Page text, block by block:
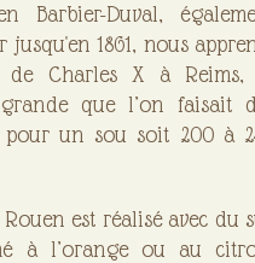
Barbier-Duval,
1861, nous
de Charles X à
que l’on faisait
un sou soit 200 à
est réalisé avec du
à l’orange ou au